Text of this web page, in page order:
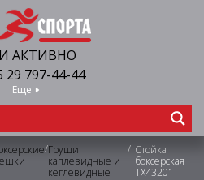
АКТИВНО
29 797-44-44
Еще
/Груши
каплевидные и
кеглевидные
/ Стойка
боксерская
TX43201